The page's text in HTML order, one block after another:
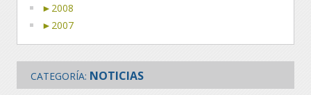
► 2008
► 2007
CATEGORÍA: NOTICIAS